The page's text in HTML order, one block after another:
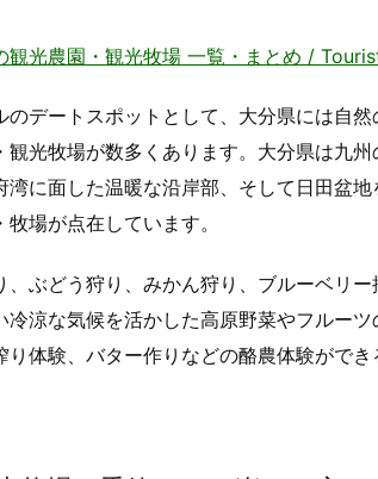
観光農園・観光牧場 一覧・まとめ /
デートスポットとして、大分県には自
光牧場が数多くあります。大分県は九
に面した温暖な沿岸部、そして日田盆
場が点在しています。
ぶどう狩り、みかん狩り、ブルーベリ
涼な気候を活かした高原野菜やフルー
り体験、バター作りなどの酪農体験がで